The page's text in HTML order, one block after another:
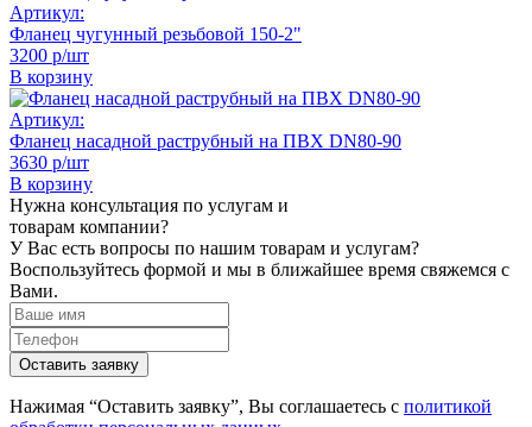
Артикул:
Фланец чугунный резьбовой 150-2"
3200 р/шт
В корзину
Артикул:
Фланец насадной раструбный на ПВХ DN80-90
3630 р/шт
В корзину
Нужна консультация по услугам и
товарам компании?
У Вас есть вопросы по нашим товарам и услугам?
Воспользуйтесь формой и мы в ближайшее время свяжемся с
Вами.
Нажимая “Оставить заявку”, Вы соглашаетесь с политикой